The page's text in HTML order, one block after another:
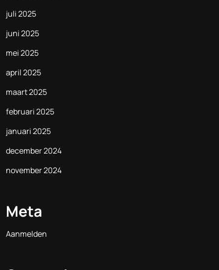
juli 2025
juni 2025
mei 2025
april 2025
maart 2025
februari 2025
januari 2025
december 2024
november 2024
Meta
Aanmelden